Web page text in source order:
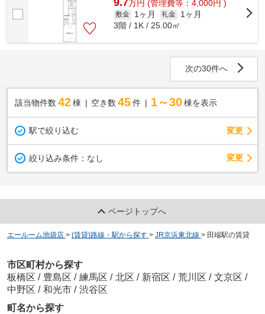
9.7万円 (管理費等：4,000円 )
敷金 1ヶ月 礼金
1ヶ月
3階 / 1K / 25.00㎡
次の30件へ
該当物件数 42棟 空き数 45 件 1～30 棟を表示
駅で絞り込む 変更
絞り込み条件： なし 変更
ページトップへ
エールーム池袋店 > (賃貸)路線・駅から探す > JR京浜東北線 > 田端駅の賃貸
市区町村から探す
板橋区 / 豊島区 / 練馬区 / 北区 / 新宿区 / 荒川区 / 文京区 /
中野区 / 和光市 / 渋谷区
町名から探す